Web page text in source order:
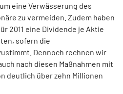
eine Verwässerung des
zu vermeiden. Zudem haben
2011 eine Dividende je Aktie
sofern die
Dennoch rechnen wir
nach diesen Maßnahmen mit
deutlich über zehn Millionen